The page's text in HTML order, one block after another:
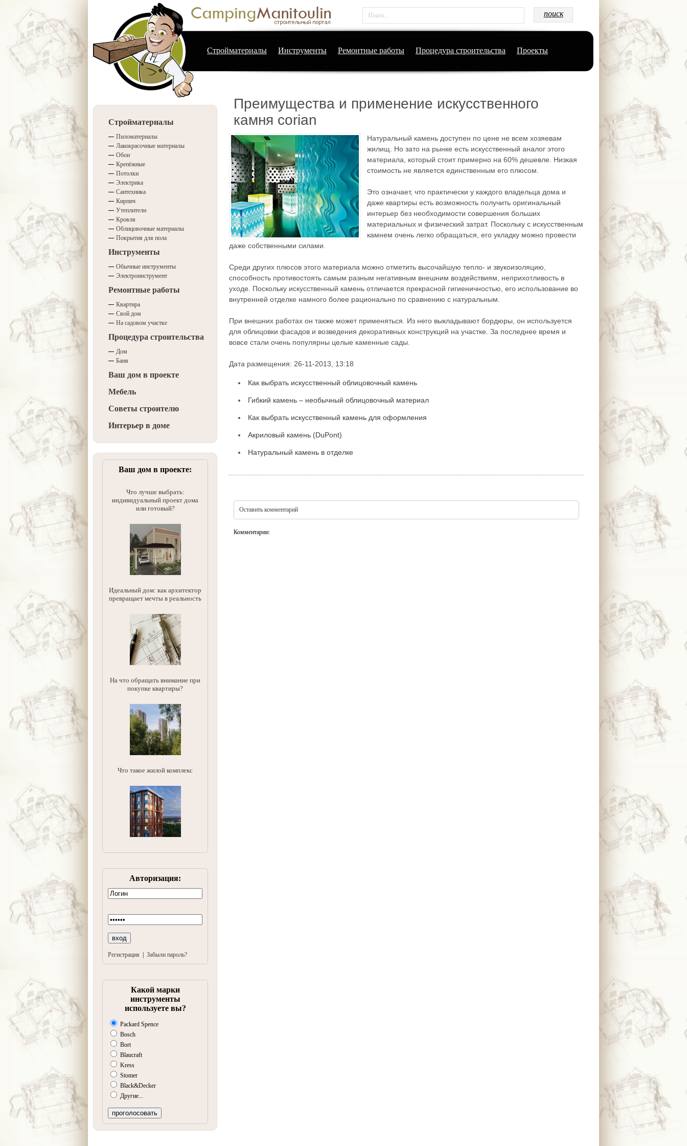
Стройматериалы Инструменты Ремонтные работы Процедура строительства Проекты
Преимущества и применение искусственного
камня corian
Натуральный камень доступен по цене не всем хозяевам
жилищ. Но зато на рынке есть искусственный аналог этого
материала, который стоит примерно на 60% дешевле. Низкая
стоимость не является единственным его плюсом.
Это означает, что практически у каждого владельца дома и
даже квартиры есть возможность получить оригинальный
интерьер без необходимости совершения больших
материальных и физический затрат. Поскольку с искусственным
камнем очень легко обращаться, его укладку можно провести
даже собственными силами.
Среди других плюсов этого материала можно отметить высочайшую тепло- и звукоизоляцию,
способность противостоять самым разным негативным внешним воздействиям, неприхотливость в
уходе. Поскольку искусственный камень отличается прекрасной гигиеничностью, его использование во
внутренней отделке намного более рационально по сравнению с натуральным.
При внешних работах он также может применяться. Из него выкладывают бордюры, он используется
для облицовки фасадов и возведения декоративных конструкций на участке. За последнее время и
вовсе стали очень популярны целые каменные сады.
Дата размещения: 26-11-2013, 13:18
Как выбрать искусственный облицовочный камень
Гибкий камень – необычный облицовочный материал
Как выбрать искусственный камень для оформления
Акриловый камень (DuPont)
Натуральный камень в отделке
Оставить комментарий
Комментарии:
Стройматериалы
Пиломатериалы
Лакокрасочные материалы
Обои
Крепёжные
Потолки
Электрика
Сантехника
Кирпич
Утеплители
Кровля
Облицовочные материалы
Покрытия для пола
Инструменты
Обычные инструменты
Электроинструмент
Ремонтные работы
Квартира
Свой дом
На садовом участке
Процедура строительства
Дом
Баня
Ваш дом в проекте
Мебель
Советы строителю
Интерьер в доме
Ваш дом в проекте:
Что лучше выбрать:
индивидуальный проект дома
или готовый?
Идеальный дом: как архитектор
превращает мечты в реальность
На что обращать внимание при
покупке квартиры?
Что такое жилой комплекс
Авторизация:
Регистрация Забыли пароль?
Какой марки
инструменты
используете вы?
Packard Spence
Bosch
Bort
Blaucraft
Kress
Stomer
Black&Decker
Другие...